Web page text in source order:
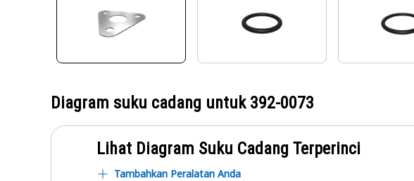
Diagram suku cadang untuk392-0073
Lihat Diagram Suku Cadang Terperinci
Tambahkan Peralatan Anda